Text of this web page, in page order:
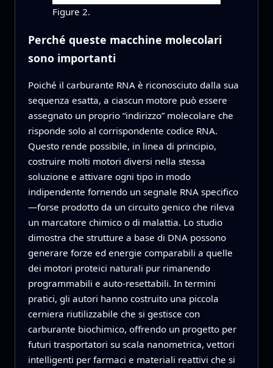
Figure 2.
Perché queste macchine molecolari
sono importanti
Poiché il carburante RNA è riconosciuto dalla sua
sequenza esatta, a ciascun motore può essere
assegnato un proprio “indirizzo” molecolare che
risponde solo al corrispondente codice RNA.
Questo rende possibile, in linea di principio,
costruire molti motori diversi nella stessa
soluzione e attivare ogni tipo in modo
indipendente fornendo un segnale RNA specifico
—forse prodotto da un circuito genico che rileva
un marcatore chimico o di malattia. Lo studio
dimostra che strutture a base di DNA possono
generare forze ed energie comparabili a quelle
dei motori proteici naturali pur rimanendo
programmabili e auto‑resettabili. In termini
pratici, gli autori hanno costruito una piccola
cerniera riutilizzabile che si gestisce con
carburante biochimico, offrendo un progetto per
futuri trasportatori su scala nanometrica, vettori
intelligenti per farmaci e materiali reattivi che si